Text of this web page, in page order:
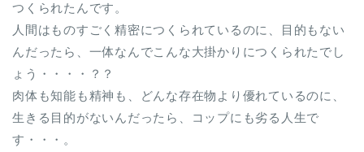
つくられたんです。
人間はものすごく精密につくられているのに、目的もない
んだったら、一体なんでこんな大掛かりにつくられたでし
ょう・・・・？？
肉体も知能も精神も、どんな存在物より優れているのに、
生きる目的がないんだったら、コップにも劣る人生で
す・・・。